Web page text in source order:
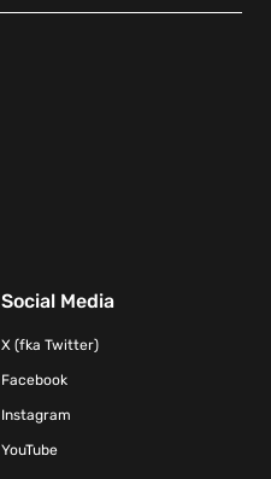
Social Media
X (fka Twitter)
Facebook
Instagram
YouTube